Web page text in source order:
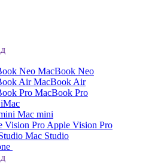
MacBook Neo
MacBook Air
MacBook Pro
iMac
Mac mini
Apple Vision Pro
Mac Studio